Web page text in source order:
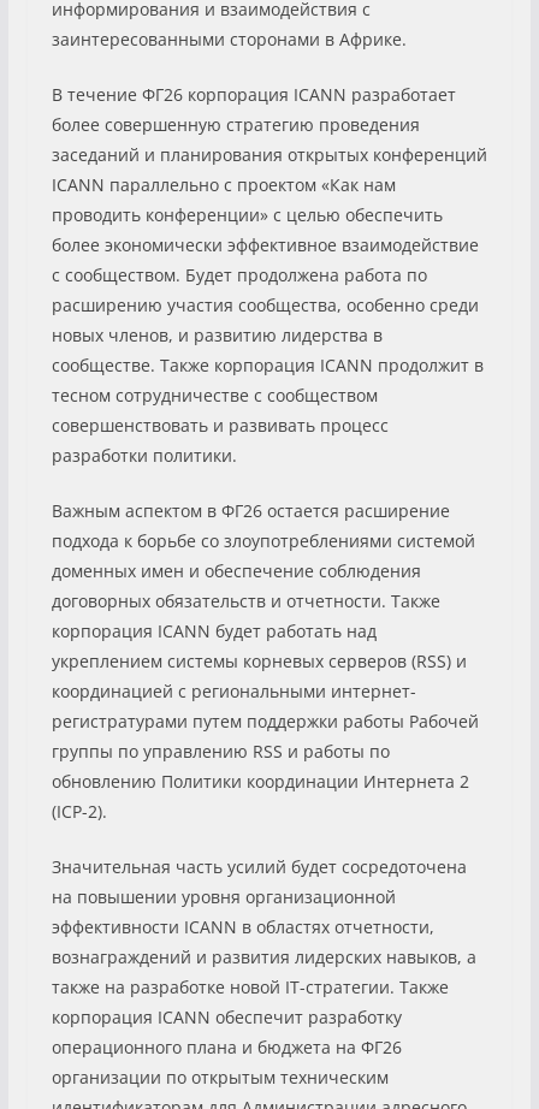
информирования и взаимодействия с
заинтересованными сторонами в Африке.
В течение ФГ26 корпорация ICANN разработает
более совершенную стратегию проведения
заседаний и планирования открытых конференций
ICANN параллельно с проектом «Как нам
проводить конференции» с целью обеспечить
более экономически эффективное взаимодействие
с сообществом. Будет продолжена работа по
расширению участия сообщества, особенно среди
новых членов, и развитию лидерства в
сообществе. Также корпорация ICANN продолжит в
тесном сотрудничестве с сообществом
совершенствовать и развивать процесс
разработки политики.
Важным аспектом в ФГ26 остается расширение
подхода к борьбе со злоупотреблениями системой
доменных имен и обеспечение соблюдения
договорных обязательств и отчетности. Также
корпорация ICANN будет работать над
укреплением системы корневых серверов (RSS) и
координацией с региональными интернет-
регистратурами путем поддержки работы Рабочей
группы по управлению RSS и работы по
обновлению Политики координации Интернета 2
(ICP-2).
Значительная часть усилий будет сосредоточена
на повышении уровня организационной
эффективности ICANN в областях отчетности,
вознаграждений и развития лидерских навыков, а
также на разработке новой IT-стратегии. Также
корпорация ICANN обеспечит разработку
операционного плана и бюджета на ФГ26
организации по открытым техническим